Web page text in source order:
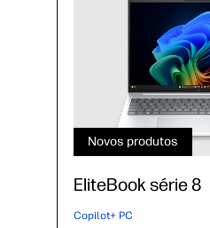
Novos produtos
EliteBook série 8
Copilot+ PC